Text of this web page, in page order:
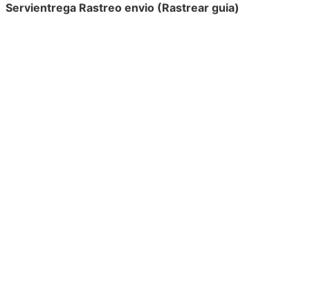
Servientrega Rastreo envio (Rastrear guia)